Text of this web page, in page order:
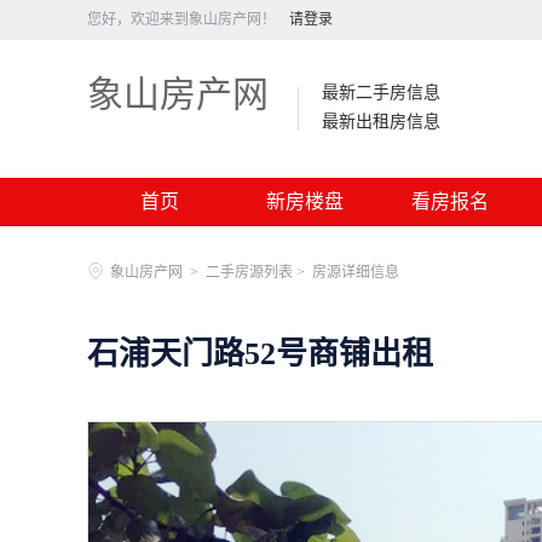
您好，欢迎来到象山房产网！ 请登录
象山房产网
最新二手房信息
最新出租房信息
首页 新房楼盘 看房报名
象山房产网 > 二手房源列表 > 房源详细信息
石浦天门路52号商铺出租